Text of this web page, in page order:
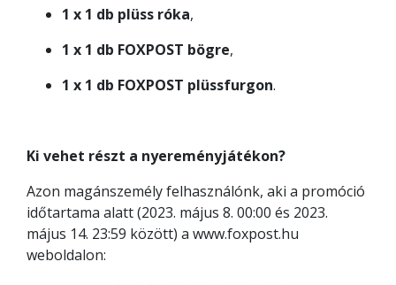
1 x 1 db plüss róka,
1 x 1 db FOXPOST bögre,
1 x 1 db FOXPOST plüssfurgon.
Ki vehet részt a nyereményjátékon?
Azon magánszemély felhasználónk, aki a promóció
időtartama alatt (2023. május 8. 00:00 és 2023.
május 14. 23:59 között) a www.foxpost.hu
weboldalon: